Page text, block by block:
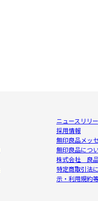
ニュースリリ
採用情報
無印良品メッ
無印良品につ
株式会社 良
特定商取引法
示・利用規約